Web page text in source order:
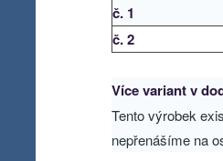
č. 1
č. 2
Více variant v
Tento výrobek
nepřenášíme na